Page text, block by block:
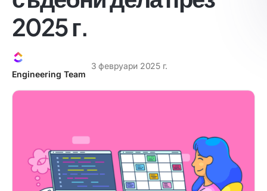
2025 г.
Engineering Team
3 февруари 2025 г.